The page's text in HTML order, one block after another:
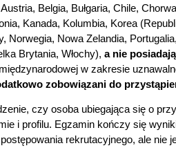
Belgia, Bułgaria, Chile,
Kanada, Kolumbia, Korea
Norwegia, Nowa Zelandia,
Brytania, Włochy), a nie posiadają
w zakresie
zobowiązani do
czy osoba ubiegająca się o
i profilu. Egzamin kończy się
rekrutacyjnego, ale